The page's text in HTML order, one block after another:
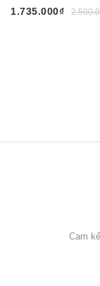
1.735.000₫
Cam